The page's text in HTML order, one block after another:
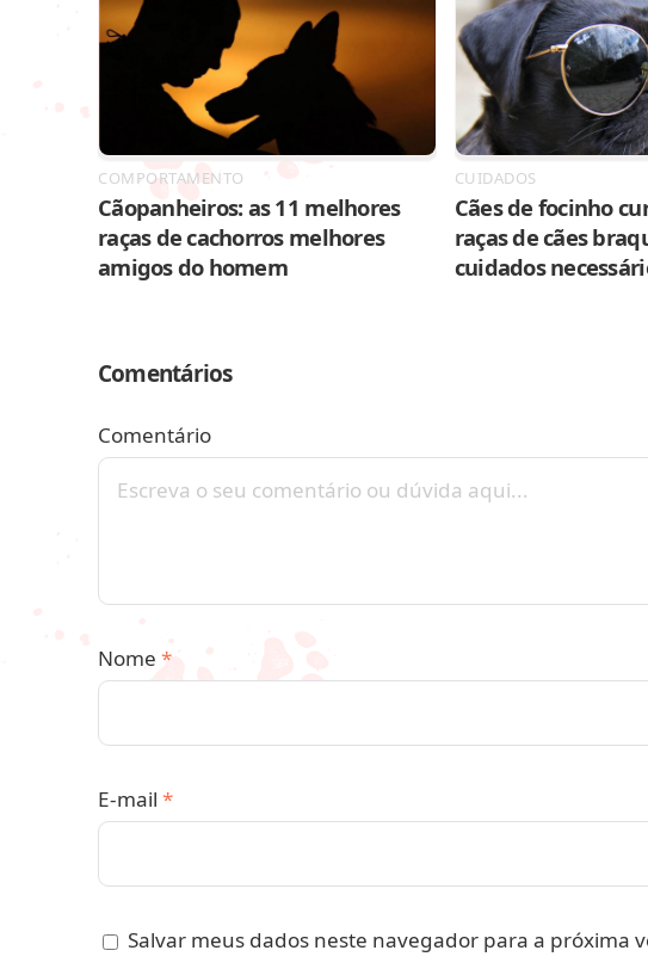
COMPORTAMENTO
Cãopanheiros: as 11 melhores
raças de cachorros melhores
amigos do homem
CUIDADOS
Cães de focinho
raças de cães
cuidados
Comentários
Comentário
Nome *
E-mail *
Salvar meus dados neste navegador para a próxima